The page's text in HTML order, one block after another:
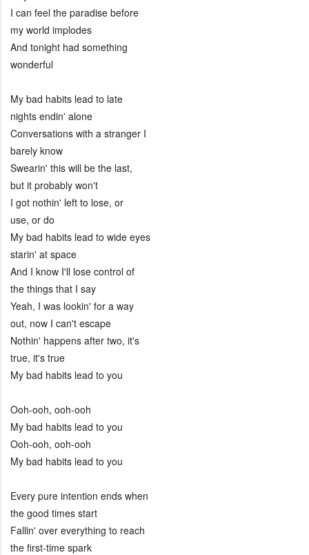
I can feel the paradise before
my world implodes
And tonight had something
wonderful
My bad habits lead to late
nights endin' alone
Conversations with a stranger I
barely know
Swearin' this will be the last,
but it probably won't
I got nothin' left to lose, or
use, or do
My bad habits lead to wide eyes
starin' at space
And I know I'll lose control of
the things that I say
Yeah, I was lookin' for a way
out, now I can't escape
Nothin' happens after two, it's
true, it's true
My bad habits lead to you
Ooh-ooh, ooh-ooh
My bad habits lead to you
Ooh-ooh, ooh-ooh
My bad habits lead to you
Every pure intention ends when
the good times start
Fallin' over everything to reach
the first-time spark